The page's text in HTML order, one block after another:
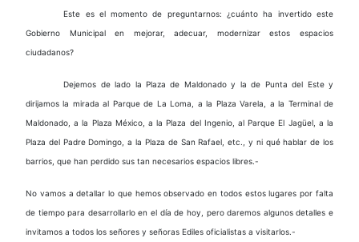
Este es el momento de preguntarnos: ¿cuánto ha invertido este
Gobierno Municipal en mejorar, adecuar, modernizar estos espacios
ciudadanos?
Dejemos de lado la Plaza de Maldonado y la de Punta del Este y
dirijamos la mirada al Parque de La Loma, a la Plaza Varela, a la Terminal de
Maldonado, a la Plaza México, a la Plaza del Ingenio, al Parque El Jagüel, a la
Plaza del Padre Domingo, a la Plaza de San Rafael, etc., y ni qué hablar de los
barrios, que han perdido sus tan necesarios espacios libres.-
No vamos a detallar lo que hemos observado en todos estos lugares por falta
de tiempo para desarrollarlo en el día de hoy, pero daremos algunos detalles e
invitamos a todos los señores y señoras Ediles oficialistas a visitarlos.-